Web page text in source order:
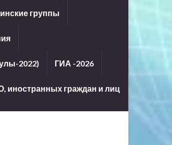
группы
2022) ГИА -2026
иностранных граждан и лиц